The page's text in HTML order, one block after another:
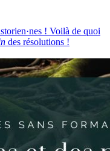
! Voilà de quoi
des résolutions !